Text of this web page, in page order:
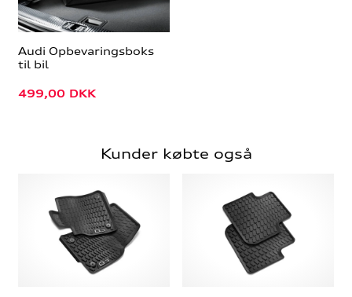
Audi Opbevaringsboks
til bil
499,00 DKK
Kunder købte også